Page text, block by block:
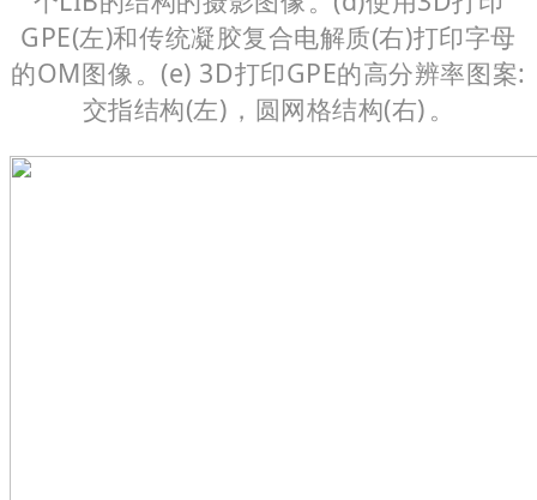
GPE(左)和传统凝胶复合电解质(右)打印字母
的OM图像。(e) 3D打印GPE的高分辨率图案:
交指结构(左)，圆网格结构(右)。